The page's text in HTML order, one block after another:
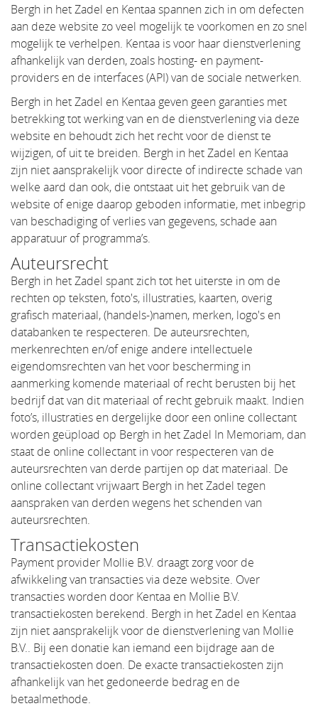
Bergh in het Zadel en Kentaa spannen zich in om defecten
aan deze website zo veel mogelijk te voorkomen en zo snel
mogelijk te verhelpen. Kentaa is voor haar dienstverlening
afhankelijk van derden, zoals hosting- en payment-
providers en de interfaces (API) van de sociale netwerken.
Bergh in het Zadel en Kentaa geven geen garanties met
betrekking tot werking van en de dienstverlening via deze
website en behoudt zich het recht voor de dienst te
wijzigen, of uit te breiden. Bergh in het Zadel en Kentaa
zijn niet aansprakelijk voor directe of indirecte schade van
welke aard dan ook, die ontstaat uit het gebruik van de
website of enige daarop geboden informatie, met inbegrip
van beschadiging of verlies van gegevens, schade aan
apparatuur of programma’s.
Auteursrecht
Bergh in het Zadel spant zich tot het uiterste in om de
rechten op teksten, foto's, illustraties, kaarten, overig
grafisch materiaal, (handels-)namen, merken, logo's en
databanken te respecteren. De auteursrechten,
merkenrechten en/of enige andere intellectuele
eigendomsrechten van het voor bescherming in
aanmerking komende materiaal of recht berusten bij het
bedrijf dat van dit materiaal of recht gebruik maakt. Indien
foto’s, illustraties en dergelijke door een online collectant
worden geüpload op Bergh in het Zadel In Memoriam, dan
staat de online collectant in voor respecteren van de
auteursrechten van derde partijen op dat materiaal. De
online collectant vrijwaart Bergh in het Zadel tegen
aanspraken van derden wegens het schenden van
auteursrechten.
Transactiekosten
Payment provider Mollie B.V. draagt zorg voor de
afwikkeling van transacties via deze website. Over
transacties worden door Kentaa en Mollie B.V.
transactiekosten berekend. Bergh in het Zadel en Kentaa
zijn niet aansprakelijk voor de dienstverlening van Mollie
B.V.. Bij een donatie kan iemand een bijdrage aan de
transactiekosten doen. De exacte transactiekosten zijn
afhankelijk van het gedoneerde bedrag en de
betaalmethode.